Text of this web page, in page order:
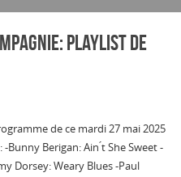
Playlist de
de ce mardi 27 mai 2025
-Bunny Berigan: Ain ́t She Sweet -
Dorsey: Weary Blues -Paul